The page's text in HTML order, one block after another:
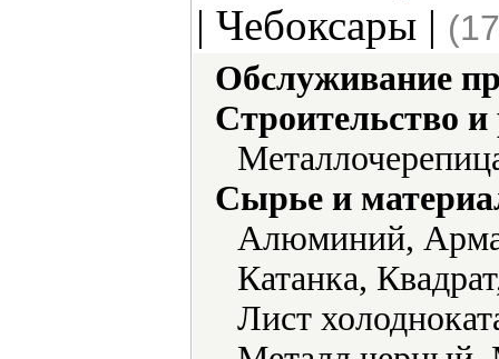
| Чебоксары |
Обслуживание
Строительство
Сырье и
Алюминий,
Катанка,
Лист